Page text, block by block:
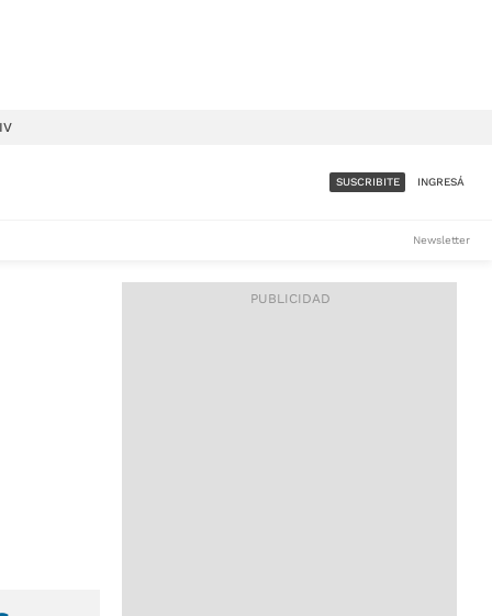
ACCESO FULL - $1.800/MES
SUSCRIBITE INGRESÁ
Newsletter